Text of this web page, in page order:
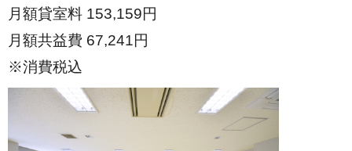
月額貸室料 153,159円
月額共益費 67,241円
※消費税込